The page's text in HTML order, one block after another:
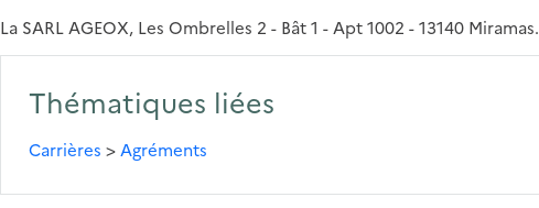
La SARL AGEOX, Les Ombrelles 2 - Bât 1 - Apt 1002 - 13140 Miramas.
Thématiques liées
Carrières > Agréments